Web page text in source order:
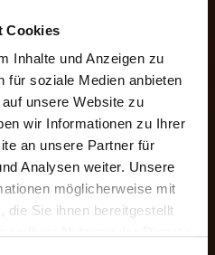
Cookies
Inhalte und Anzeigen zu
für soziale Medien anbieten
unsere Website zu
wir Informationen zu Ihrer
an unsere Partner für
Analysen weiter. Unsere
möglicherweise mit
die Sie ihnen bereitgestellt